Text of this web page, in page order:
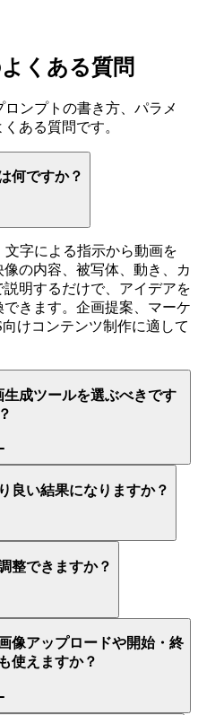
くある質問
ンプトの書き方、パラメ
ある質問です。
何ですか？
字による指示から動画を
の内容、被写体、動き、カ
明するだけで、アイデアを
きます。企画提案、マーケ
けコンテンツ制作に適して
成ツールを選ぶべきです
良い結果になりますか？
整できますか？
像アップロードや開始・終
使えますか？